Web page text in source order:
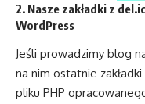
2. Nasze zakładki z
WordPress
Jeśli prowadzimy blog
na nim ostatnie
pliku PHP